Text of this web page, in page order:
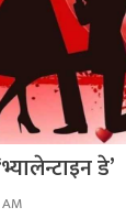
डे’